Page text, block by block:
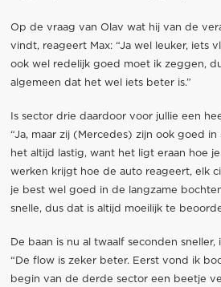
Op de vraag van Olav wat hij van de
vindt, reageert Max: “Ja wel leuker, iets
ook wel redelijk goed moet ik zeggen,
algemeen dat het wel iets beter is.”
Is sector drie daardoor voor jullie een
“Ja, maar zij (Mercedes) zijn ook goed
het altijd lastig, want het ligt eraan hoe
werken krijgt hoe de auto reageert, elk
je best wel goed in de langzame
snelle, dus dat is altijd moeilijk te
De baan is nu al twaalf seconden
“De flow is zeker beter. Eerst vond ik
begin van de derde sector een beetje